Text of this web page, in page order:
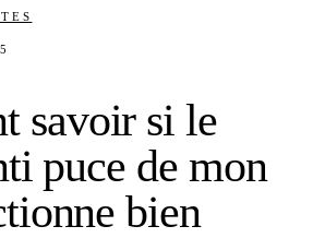
savoir si le
puce de mon
bien